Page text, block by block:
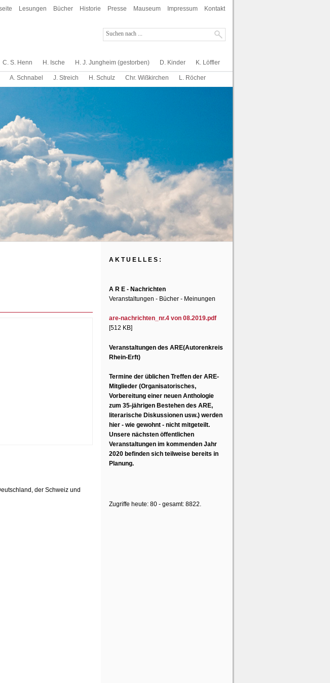
Lesungen Bücher Historie Presse Mauseum Impressum Kontakt
C. S. Henn H. Ische H. J. Jungheim (gestorben) D. Kinder K. Löffler
A. Schnabel J. Streich H. Schulz Chr. Wißkirchen L. Röcher
der Schweiz und
A K T U E L L E S :
A R E - Nachrichten
Veranstaltungen - Bücher - Meinungen
are-nachrichten_nr.4 von 08.2019.pdf
[512 KB]
Veranstaltungen des ARE(Autorenkreis
Rhein-Erft)
Termine der üblichen Treffen der ARE-
Mitglieder (Organisatorisches,
Vorbereitung einer neuen Anthologie
zum 35-jährigen Bestehen des ARE,
literarische Diskussionen usw.) werden
hier - wie gewohnt - nicht mitgeteilt.
Unsere nächsten öffentlichen
Veranstaltungen im kommenden Jahr
2020 befinden sich teilweise bereits in
Planung.
Zugriffe heute: 80 - gesamt: 8822.